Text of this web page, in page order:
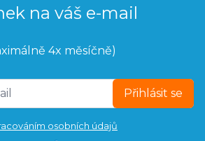
na váš e-mail
4x měsíčně)
Přihlásit se
osobních údajů